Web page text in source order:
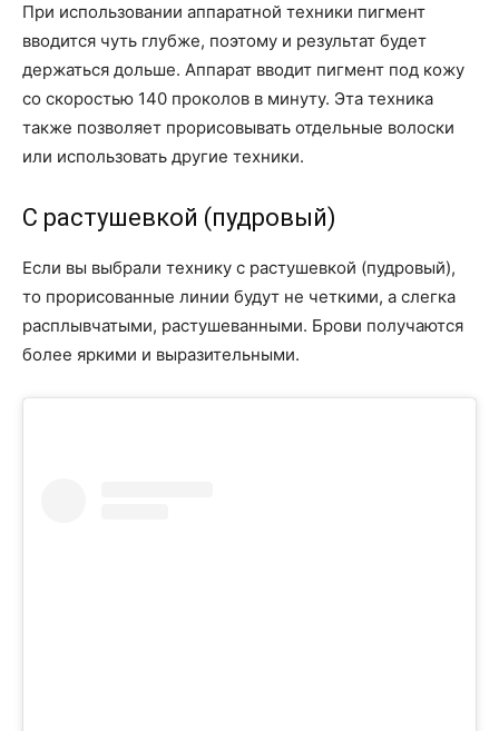
При использовании аппаратной техники пигмент
вводится чуть глубже, поэтому и результат будет
держаться дольше. Аппарат вводит пигмент под кожу
со скоростью 140 проколов в минуту. Эта техника
также позволяет прорисовывать отдельные волоски
или использовать другие техники.
С растушевкой (пудровый)
Если вы выбрали технику с растушевкой (пудровый),
то прорисованные линии будут не четкими, а слегка
расплывчатыми, растушеванными. Брови получаются
более яркими и выразительными.